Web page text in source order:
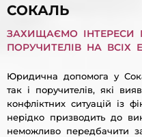
СОКАЛЬ
ЗАХИЩАЄМО ІНТЕРЕСИ
ПОРУЧИТЕЛІВ НА ВСІХ
Юридична допомога у
так і поручителів, які
конфліктних ситуацій із
нерідко призводить до
неможливо передбачити